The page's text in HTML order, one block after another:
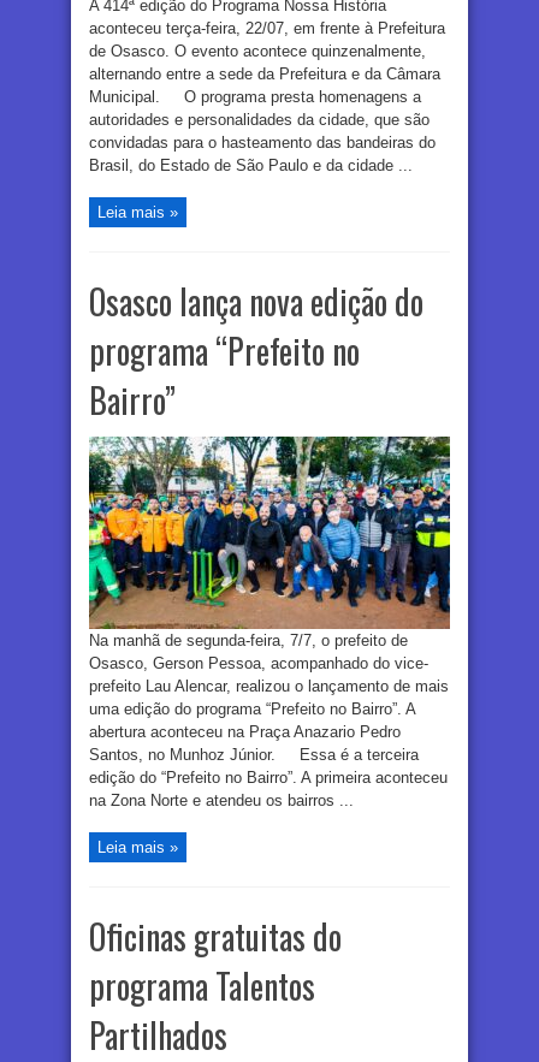
A 414ª edição do Programa Nossa História
aconteceu terça-feira, 22/07, em frente à Prefeitura
de Osasco. O evento acontece quinzenalmente,
alternando entre a sede da Prefeitura e da Câmara
Municipal. O programa presta homenagens a
autoridades e personalidades da cidade, que são
convidadas para o hasteamento das bandeiras do
Brasil, do Estado de São Paulo e da cidade ...
Leia mais »
Osasco lança nova edição do
programa “Prefeito no
Bairro”
Na manhã de segunda-feira, 7/7, o prefeito de
Osasco, Gerson Pessoa, acompanhado do vice-
prefeito Lau Alencar, realizou o lançamento de mais
uma edição do programa “Prefeito no Bairro”. A
abertura aconteceu na Praça Anazario Pedro
Santos, no Munhoz Júnior. Essa é a terceira
edição do “Prefeito no Bairro”. A primeira aconteceu
na Zona Norte e atendeu os bairros ...
Leia mais »
Oficinas gratuitas do
programa Talentos
Partilhados